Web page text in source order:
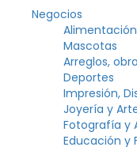
Negocios
Alimentación
Mascotas
Arreglos,
Deportes
Impresión,
Joyería y
Fotografía y
Educación y